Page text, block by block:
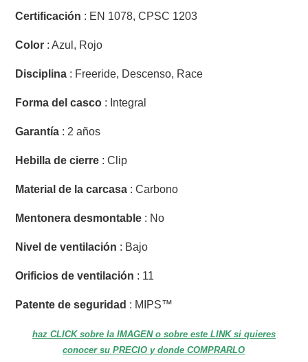
Certificación : EN 1078, CPSC 1203
Color : Azul, Rojo
Disciplina : Freeride, Descenso, Race
Forma del casco : Integral
Garantía : 2 años
Hebilla de cierre : Clip
Material de la carcasa : Carbono
Mentonera desmontable : No
Nivel de ventilación : Bajo
Orificios de ventilación : 11
Patente de seguridad : MIPS™
haz CLICK sobre la IMAGEN o sobre este LINK si quieres
conocer su PRECIO y donde COMPRARLO